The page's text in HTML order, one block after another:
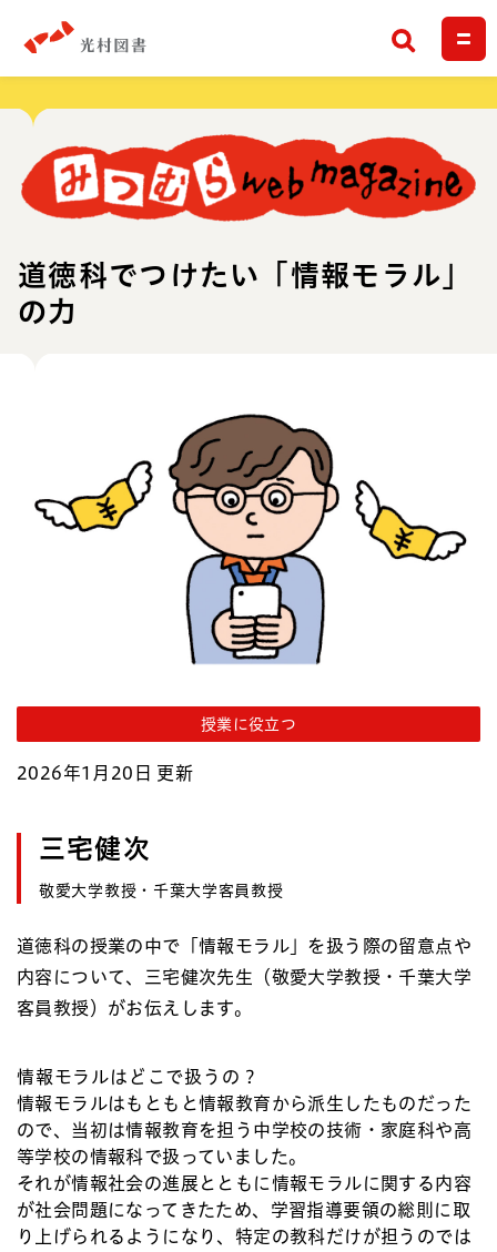
検索
道徳科でつけたい「情報モラル」
の力
授業に役立つ
2026年1月20日 更新
三宅健次
敬愛大学教授・千葉大学客員教授
道徳科の授業の中で「情報モラル」を扱う際の留意点や
内容について、三宅健次先生（敬愛大学教授・千葉大学
客員教授）がお伝えします。
情報モラルはどこで扱うの？
情報モラルはもともと情報教育から派生したものだった
ので、当初は情報教育を担う中学校の技術・家庭科や高
等学校の情報科で扱っていました。
それが情報社会の進展とともに情報モラルに関する内容
が社会問題になってきたため、学習指導要領の総則に取
り上げられるようになり、特定の教科だけが担うのでは